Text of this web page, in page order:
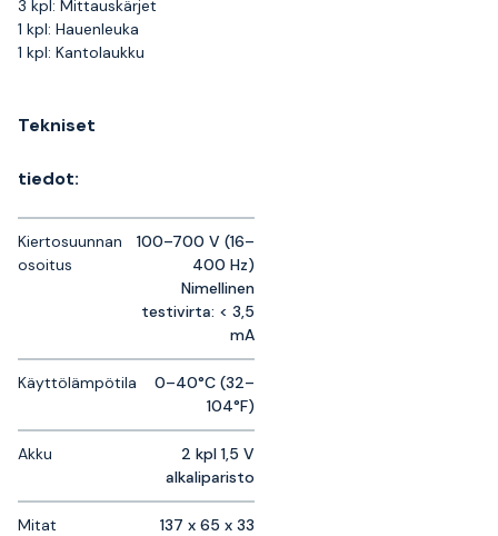
3 kpl: Mittauskärjet
1 kpl: Hauenleuka
1 kpl: Kantolaukku
Tekniset
tiedot:
Kiertosuunnan
osoitus
100–700 V (16–
400 Hz)
Nimellinen
testivirta: < 3,5
mA
Käyttölämpötila
0–40°C (32–
104°F)
Akku
2 kpl 1,5 V
alkaliparisto
Mitat
137 x 65 x 33